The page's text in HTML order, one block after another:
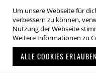
Um unsere Webseite für
verbessern zu können,
Nutzung der Webseite
Weitere Informationen zu
ALLE COOKIES ERLAUBEN